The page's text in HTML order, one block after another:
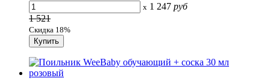
x 1 247 руб
1 521
Скидка 18%